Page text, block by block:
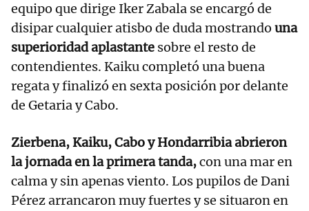
equipo que dirige Iker Zabala se encargó de
disipar cualquier atisbo de duda mostrando una
superioridad aplastante sobre el resto de
contendientes. Kaiku completó una buena
regata y finalizó en sexta posición por delante
de Getaria y Cabo.
Zierbena, Kaiku, Cabo y Hondarribia abrieron
la jornada en la primera tanda,con una mar en
calma y sin apenas viento. Los pupilos de Dani
Pérez arrancaron muy fuertes y se situaron en